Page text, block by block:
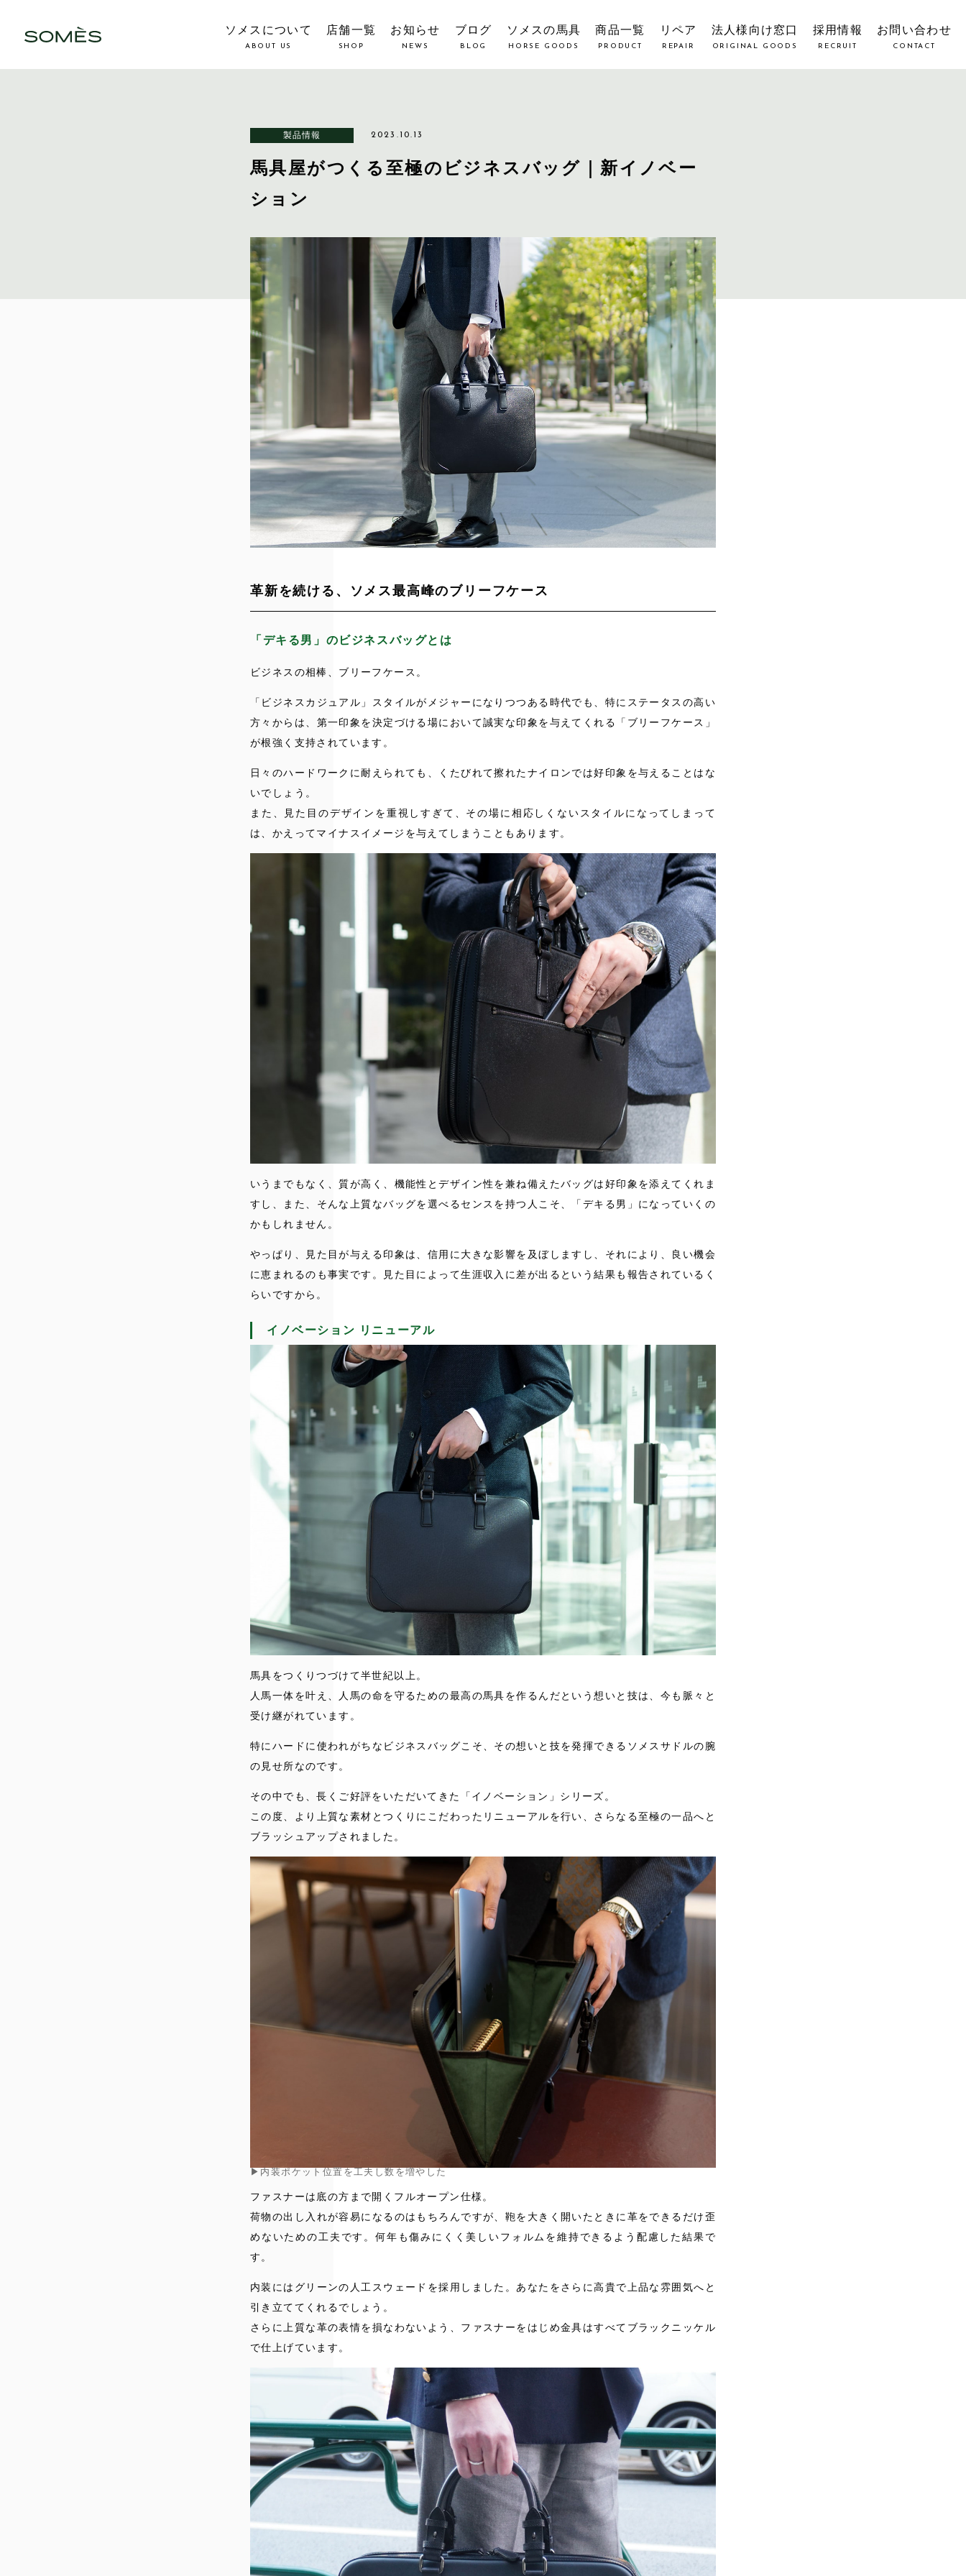
ソメスについて
ABOUT US
店舗一覧
SHOP
お知らせ
NEWS
ブログ
BLOG
ソメスの馬具
HORSE GOODS
商品一覧
PRODUCT
リペア
REPAIR
法人様向け窓口
ORIGINAL GOODS
採用情報
RECRUIT
お問い合わせ
CONTACT
製品情報 2023.10.13
馬具屋がつくる至極のビジネスバッグ｜新イノベー
ション
革新を続ける、ソメス最高峰のブリーフケース
「デキる男」のビジネスバッグとは
ビジネスの相棒、ブリーフケース。
「ビジネスカジュアル」スタイルがメジャーになりつつある時代でも、特にステータスの高い
方々からは、第一印象を決定づける場において誠実な印象を与えてくれる「ブリーフケース」
が根強く支持されています。
日々のハードワークに耐えられても、くたびれて擦れたナイロンでは好印象を与えることはな
いでしょう。
また、見た目のデザインを重視しすぎて、その場に相応しくないスタイルになってしまって
は、かえってマイナスイメージを与えてしまうこともあります。
いうまでもなく、質が高く、機能性とデザイン性を兼ね備えたバッグは好印象を添えてくれま
すし、また、そんな上質なバッグを選べるセンスを持つ人こそ、「デキる男」になっていくの
かもしれません。
やっぱり、見た目が与える印象は、信用に大きな影響を及ぼしますし、それにより、良い機会
に恵まれるのも事実です。見た目によって生涯収入に差が出るという結果も報告されているく
らいですから。
イノベーション リニューアル
馬具をつくりつづけて半世紀以上。
人馬一体を叶え、人馬の命を守るための最高の馬具を作るんだという想いと技は、今も脈々と
受け継がれています。
特にハードに使われがちなビジネスバッグこそ、その想いと技を発揮できるソメスサドルの腕
の見せ所なのです。
その中でも、長くご好評をいただいてきた「イノベーション」シリーズ。
この度、より上質な素材とつくりにこだわったリニューアルを行い、さらなる至極の一品へと
ブラッシュアップされました。
▶︎内装ポケット位置を工夫し数を増やした
ファスナーは底の方まで開くフルオープン仕様。
荷物の出し入れが容易になるのはもちろんですが、鞄を大きく開いたときに革をできるだけ歪
めないための工夫です。何年も傷みにくく美しいフォルムを維持できるよう配慮した結果で
す。
内装にはグリーンの人工スウェードを採用しました。あなたをさらに高貴で上品な雰囲気へと
引き立ててくれるでしょう。
さらに上質な革の表情を損なわないよう、ファスナーをはじめ金具はすべてブラックニッケル
で仕上げています。